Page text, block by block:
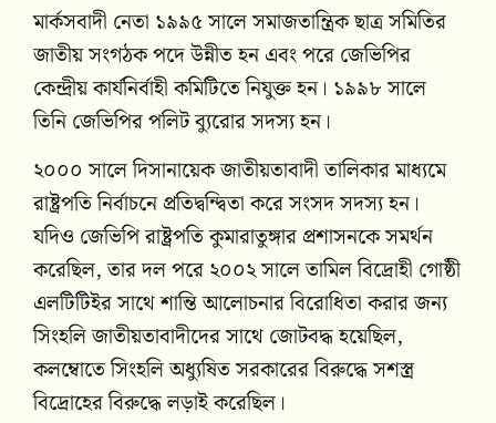
মার্কসবাদী নেতা ১৯৯৫ সালে সমাজতান্ত্রিক ছাত্র সমিতির
জাতীয় সংগঠক পদে উন্নীত হন এবং পরে জেভিপির
কেন্দ্রীয় কার্যনির্বাহী কমিটিতে নিযুক্ত হন। ১৯৯৮ সালে
তিনি জেভিপির পলিট ব্যুরোর সদস্য হন।
২০০০ সালে দিসানায়েক জাতীয়তাবাদী তালিকার মাধ্যমে
রাষ্ট্রপতি নির্বাচনে প্রতিদ্বন্দ্বিতা করে সংসদ সদস্য হন।
যদিও জেভিপি রাষ্ট্রপতি কুমারাতুঙ্গার প্রশাসনকে সমর্থন
করেছিল, তার দল পরে ২০০২ সালে তামিল বিদ্রোহী গোষ্ঠী
এলটিটিইর সাথে শান্তি আলোচনার বিরোধিতা করার জন্য
সিংহলি জাতীয়তাবাদীদের সাথে জোটবদ্ধ হয়েছিল,
কলম্বোতে সিংহলি অধ্যুষিত সরকারের বিরুদ্ধে সশস্ত্র
বিদ্রোহের বিরুদ্ধে লড়াই করেছিল।